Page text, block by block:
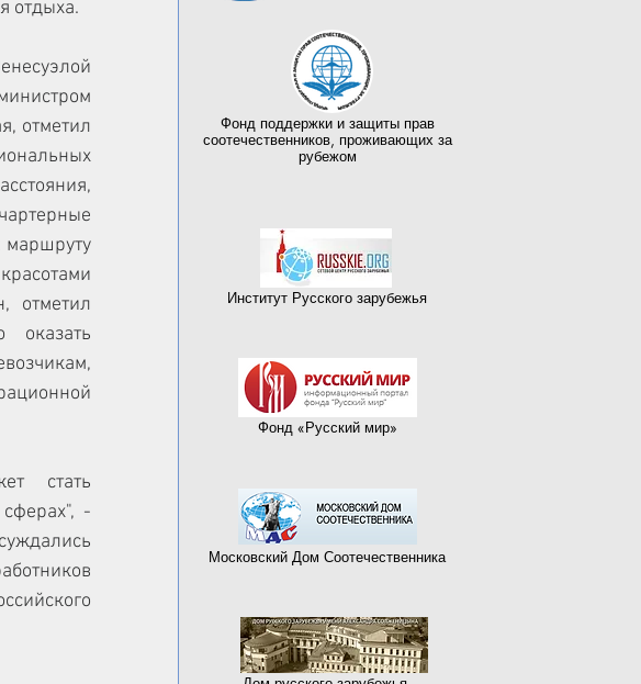
отдыха.
отметил
маршруту
отметил
оказать
-
Фонд поддержки и защиты прав
соотечественников, проживающих за
рубежом
Институт Русского зарубежья
Фонд «Русский мир»
Московский Дом Соотечественника